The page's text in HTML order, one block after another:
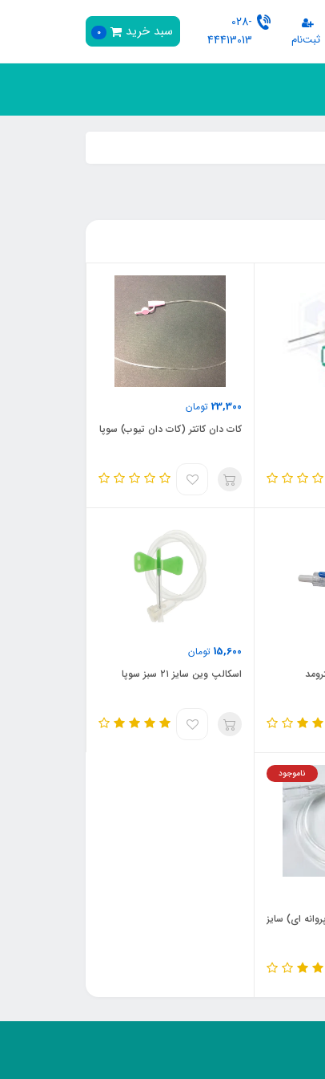
ثبت‌نام
028-
44413013
سبد خرید 0
23,300 تومان
کات دان کاتتر (کات دان تیوب) سوپا
15,600 تومان
اسکالپ وین سایز ۲۱ سبز سوپا
ناموجود
ای) سایز